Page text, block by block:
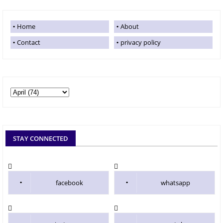
Home
About
Contact
privacy policy
STAY CONNECTED
facebook whatsapp